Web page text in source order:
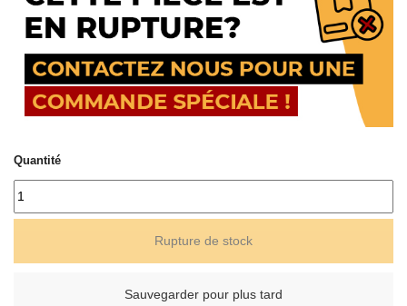
Quantité
Rupture de stock
Sauvegarder pour plus tard